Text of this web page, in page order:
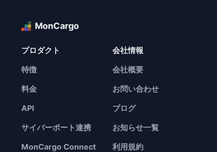
MonCargo
プロダクト
特徴
料金
API
サイバーポート連携
MonCargo Connect
会社情報
会社概要
お問い合わせ
ブログ
お知らせ一覧
利用規約